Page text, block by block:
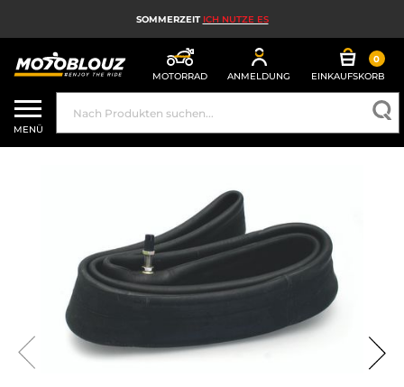
SOMMERZEIT ICH NUTZE ES
MOTORRAD ANMELDUNG
0
EINKAUFSKORB
MOTORRADHELM
MOTORRADAUSRÜSTUNG FÜR HERREN
MX, ENDURO UND TRAIL
HIGH-TECH-MOTORRAD
MOTORRAD-AIRBAG
MOTORRADTEILE UND WERKZEUGE
MENÜ